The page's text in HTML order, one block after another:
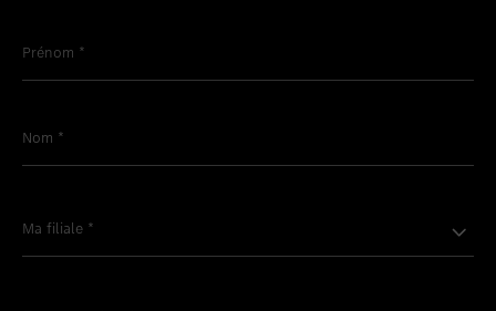
Prénom *
Nom *
Ma filiale *